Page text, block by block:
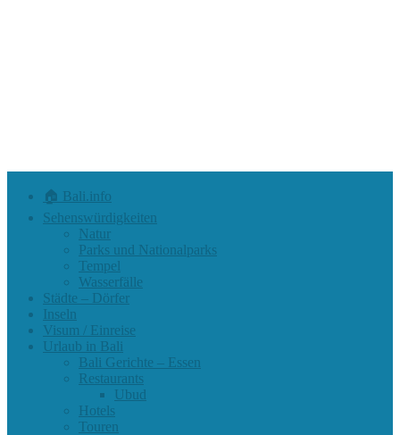
🏠 Bali.info
Sehenswürdigkeiten
Natur
Parks und Nationalparks
Tempel
Wasserfälle
Städte – Dörfer
Inseln
Visum / Einreise
Urlaub in Bali
Bali Gerichte – Essen
Restaurants
Ubud
Hotels
Touren